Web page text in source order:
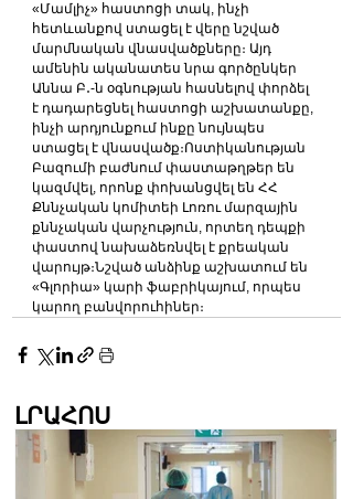
«Մամլիչ» հաստոցի տակ, ինչի
հետևանքով ստացել է վերը նշված
մարմնական վնասվածքները։ Այդ
ամենին ականատես նրա գործընկեր
Աննա Բ․-ն օգնության հասնելով փորձել
է դադարեցնել հաստոցի աշխատանքը,
ինչի արդյունքում ինքը նույնպես
ստացել է վնասվածք։Ոստիկանության
Բազումի բաժնում փաստաթղթեր են
կազմվել, որոնք փոխանցվել են ՀՀ
Քննչական կոմիտեի Լոռու մարզային
քննչական վարչություն, որտեղ դեպքի
փաստով նախաձեռնվել է քրեական
վարույթ։Նշված անձինք աշխատում են
«Գլորիա» կարի ֆաբրիկայում, որպես
կարող բանվորուհիներ։
ԼՐԱՀՈՍ